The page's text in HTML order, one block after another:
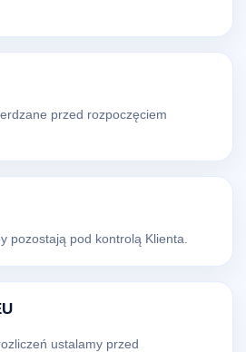
przed rozpoczęciem
pozostają pod kontrolą Klienta.
ustalamy przed